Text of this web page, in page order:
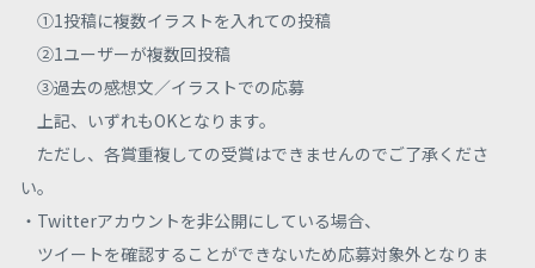
①1投稿に複数イラストを入れての投稿
②1ユーザーが複数回投稿
③過去の感想文／イラストでの応募
上記、いずれもOKとなります。
ただし、各賞重複しての受賞はできませんのでご了承くださ
い。
・Twitterアカウントを非公開にしている場合、
ツイートを確認することができないため応募対象外となりま